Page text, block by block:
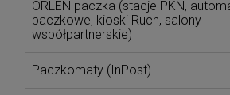
ORLEN paczka (stacje PKN,
paczkowe, kioski Ruch, salony
współpartnerskie)
Paczkomaty (InPost)